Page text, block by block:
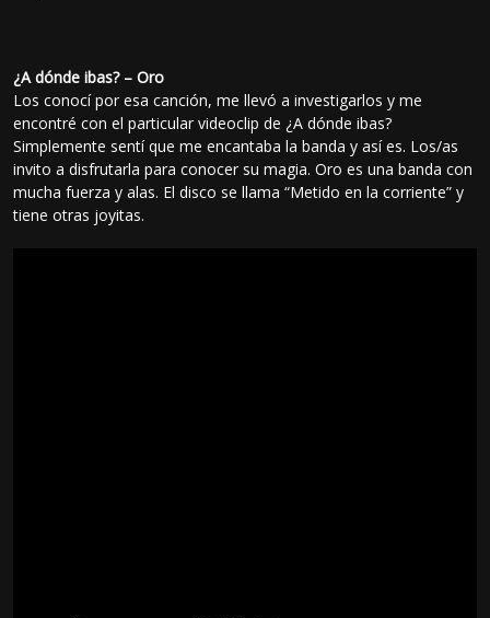
¿A dónde ibas? – Oro
Los conocí por esa canción, me llevó a investigarlos y me
encontré con el particular videoclip de ¿A dónde ibas?
Simplemente sentí que me encantaba la banda y así es. Los/as
invito a disfrutarla para conocer su magia. Oro es una banda con
mucha fuerza y alas. El disco se llama “Metido en la corriente” y
tiene otras joyitas.